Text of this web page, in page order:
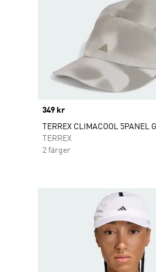
Price
349 kr
TERREX CLIMACOOL 5PANEL
TERREX
2 färger